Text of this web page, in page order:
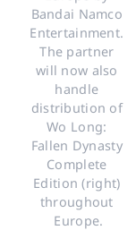
Bandai Namco
Entertainment.
The partner
will now also
handle
distribution of
Wo Long:
Fallen Dynasty
Complete
Edition (right)
throughout
Europe.